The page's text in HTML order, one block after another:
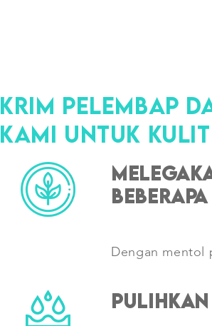
Krim Pelembap
Kami untuk
Dengan mentol